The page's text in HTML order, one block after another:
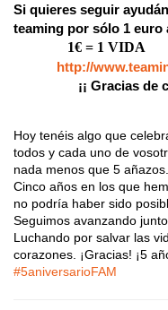
Si quieres seguir
teaming por sólo 1 euro
1€ = 1 VIDA
http://
¡¡ Gracias de
Hoy tenéis algo que
todos y cada uno de
nada menos que 5 añazos.
Cinco años en los que
no podría haber sido
Seguimos avanzando
Luchando por salvar las
corazones. ¡Gracias! ¡5
#5aniversarioFAM